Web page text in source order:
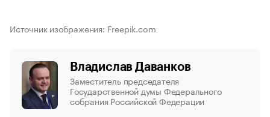
Источник изображения: Freepik.com
Владислав Даванков
Заместитель председателя
Государственной думы Федерального
собрания Российской Федерации